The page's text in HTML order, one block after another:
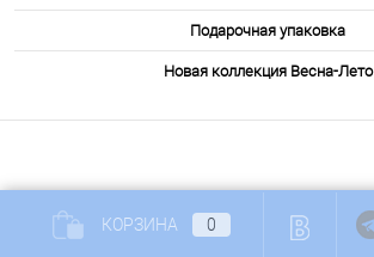
Подарочная упаковка
Новая коллекция Весна-Лето
КОРЗИНА 0